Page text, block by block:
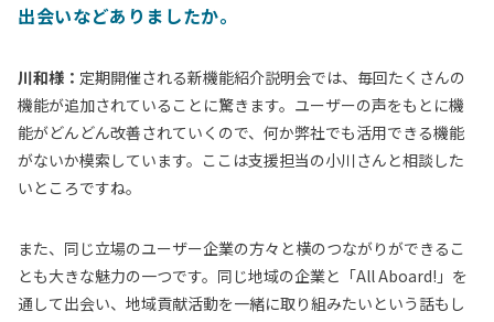
出会いなどありましたか。
川和様： 定期開催される新機能紹介説明会では、毎回たくさんの
機能が追加されていることに驚きます。ユーザーの声をもとに機
能がどんどん改善されていくので、何か弊社でも活用できる機能
がないか模索しています。ここは支援担当の小川さんと相談した
いところですね。
また、同じ立場のユーザー企業の方々と横のつながりができるこ
とも大きな魅力の一つです。同じ地域の企業と「All Aboard!」を
通して出会い、地域貢献活動を一緒に取り組みたいという話もし